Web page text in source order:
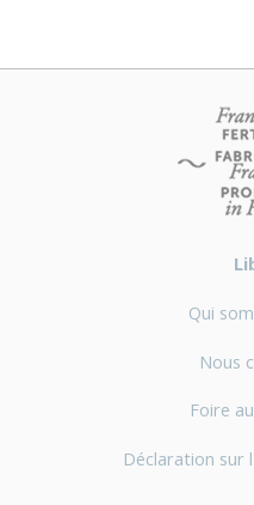
Qui
Nous
Foire
Déclaration sur